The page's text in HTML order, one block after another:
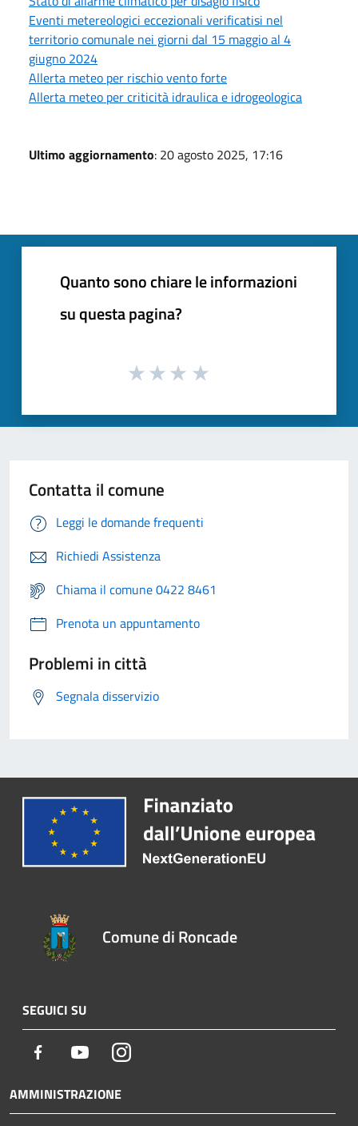
Eventi metereologici eccezionali verificatisi nel
territorio comunale nei giorni dal 15 maggio al 4
giugno 2024
Allerta meteo per rischio vento forte
Allerta meteo per criticità idraulica e idrogeologica
Ultimo aggiornamento: 20 agosto 2025, 17:16
Quanto sono chiare le informazioni
su questa pagina?
Contatta il comune
Leggi le domande frequenti
Richiedi Assistenza
Chiama il comune 0422 8461
Prenota un appuntamento
Problemi in città
Segnala disservizio
Comune di Roncade
SEGUICI SU
Facebook YoutubeInstagram
AMMINISTRAZIONE